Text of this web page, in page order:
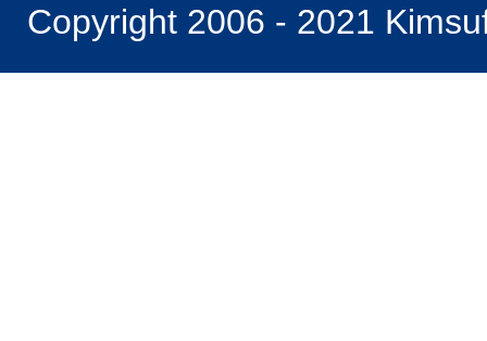
Copyright 2006 - 2021